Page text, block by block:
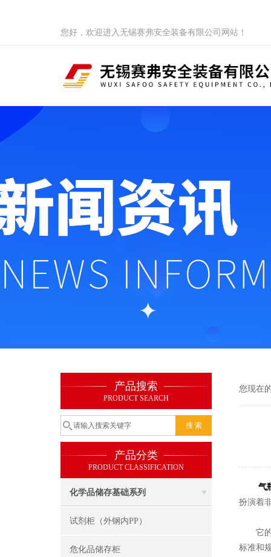
您好，欢迎进入无锡赛弗安全装备有限公司网站！
产品搜索
PRODUCT SEARCH
产品分类
PRODUCT CLASSIFICATION
化学品储存基础系列
试剂柜（外钢内PP）
危化品储存柜
您现在
气
扮演着
它的
标准和